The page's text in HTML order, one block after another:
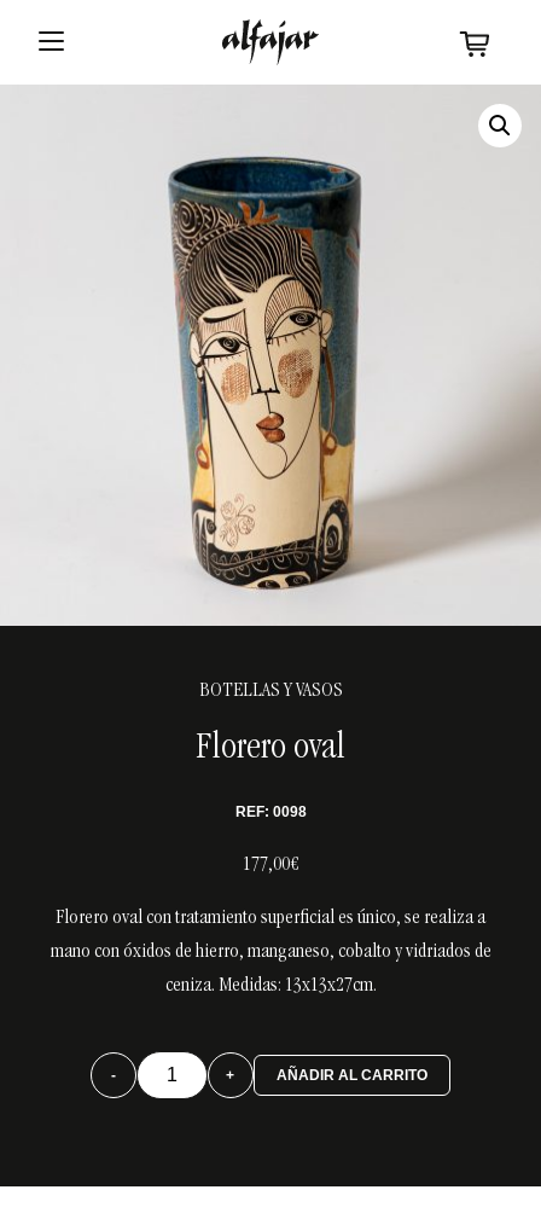
BOTELLAS Y VASOS
Florero oval
REF: 0098
177,00€
Florero oval con tratamiento superficial es único, se realiza a
mano con óxidos de hierro, manganeso, cobalto y vidriados de
ceniza. Medidas: 13x13x27cm.
-
Florero
oval
+ AÑADIR AL CARRITO